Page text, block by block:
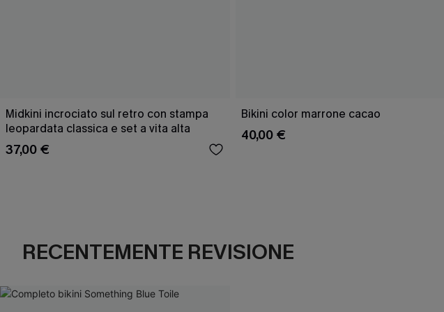
Midkini incrociato sul retro con stampa
leopardata classica e set a vita alta
37,00 €
Bikini color marrone cacao
40,00 €
RECENTEMENTE REVISIONE